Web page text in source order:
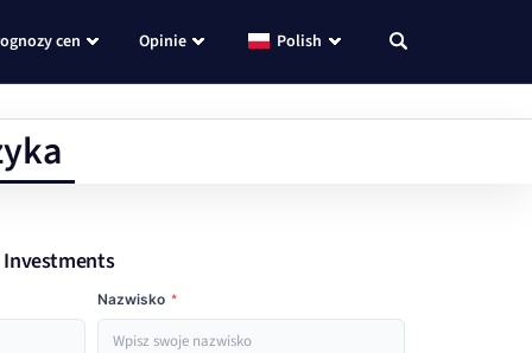
cen Opinie Polish
Nazwisko *